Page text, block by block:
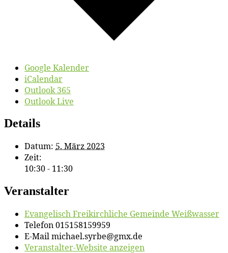
Google Kalender
iCalendar
Outlook 365
Outlook Live
Details
Datum: 5. März 2023
Zeit:
10:30 - 11:30
Veranstalter
Evan­ge­lisch Frei­kirch­li­che Ge­mein­de Weißwasser
Telefon015158159959
E-Mailmichael.syrbe@gmx.de
Veranstalter-Website anzeigen